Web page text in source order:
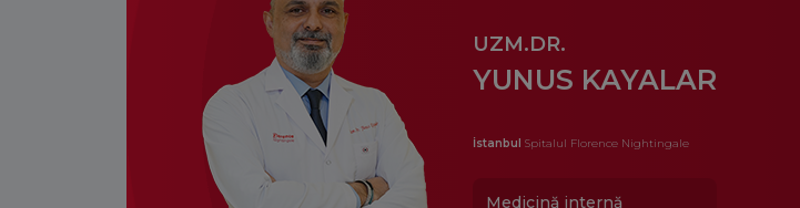
UZM.DR.
YUNUS KAYALAR
İstanbul Spitalul Florence Nightingale
Medicină internă